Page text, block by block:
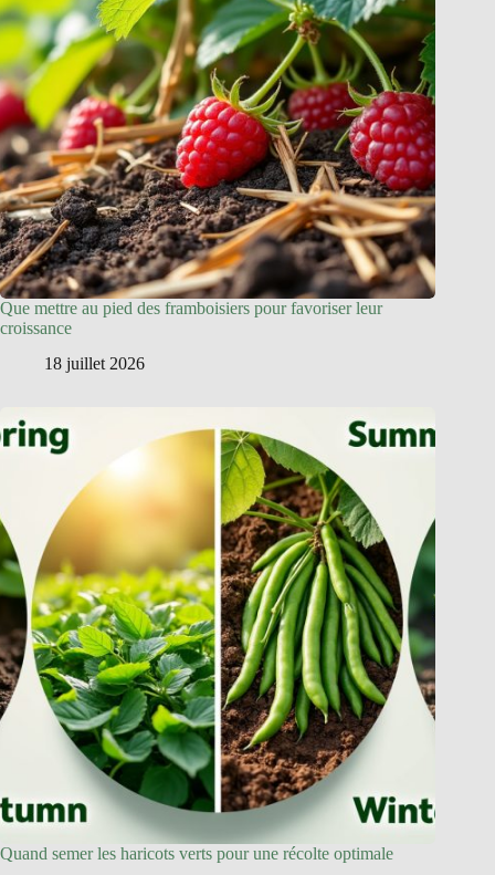
Que mettre au pied des framboisiers pour favoriser leur
croissance
18 juillet 2026
Quand semer les haricots verts pour une récolte optimale